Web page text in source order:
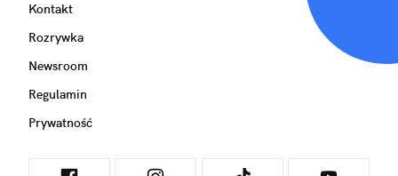
Kontakt
Rozrywka
Newsroom
Regulamin
Prywatność